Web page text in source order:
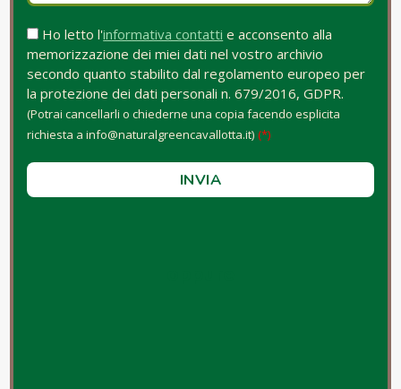
Ho letto l'informativa contatti e acconsento alla
memorizzazione dei miei dati nel vostro archivio
secondo quanto stabilito dal regolamento europeo per
la protezione dei dati personali n. 679/2016, GDPR.
(Potrai cancellarli o chiederne una copia facendo esplicita
richiesta a info@naturalgreencavallotta.it) (*)